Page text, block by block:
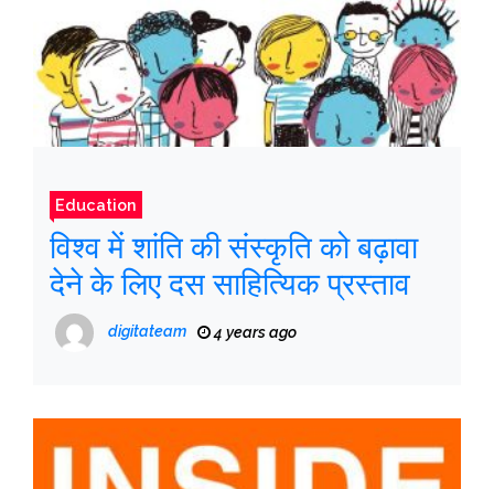
Education
विश्व में शांति की संस्कृति को बढ़ावा
देने के लिए दस साहित्यिक प्रस्ताव
digitateam 4 years ago